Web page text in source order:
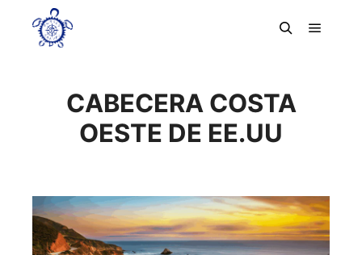
CABECERA COSTA
OESTE DE EE.UU